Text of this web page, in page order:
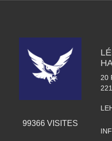
99366VISITES
20